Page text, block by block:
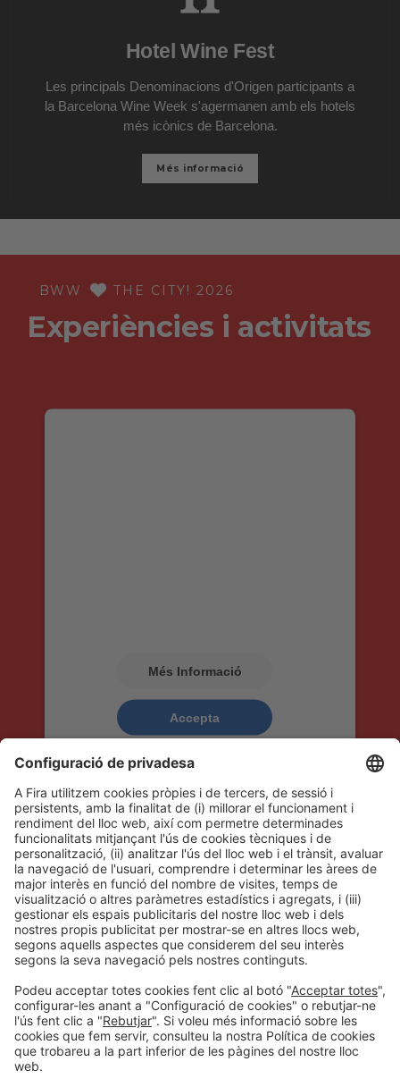
Hotel Wine Fest
Les principals Denominacions d'Origen participants a
la Barcelona Wine Week s'agermanen amb els hotels
més icònics de Barcelona.
Més informació
BWW THE CITY! 2026
Experiències i activitats
Més Informació
Accepta
Management Platform
ENTITAT FINANCERA OFICIAL